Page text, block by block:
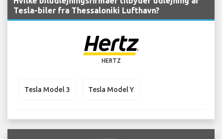
Tesla-biler fra Thessaloniki Lufthavn?
HERTZ
Tesla Model 3 Tesla Model Y